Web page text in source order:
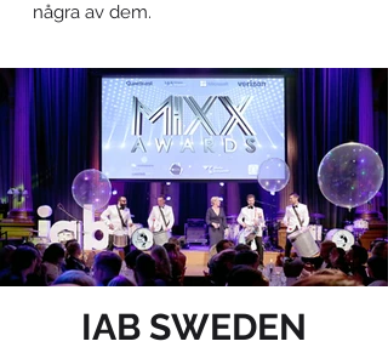
några av dem.
IAB SWEDEN